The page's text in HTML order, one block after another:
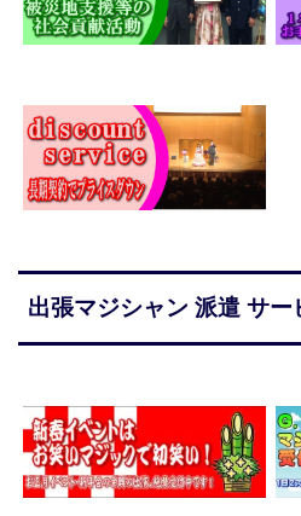
出張マジシャン 派遣 サ